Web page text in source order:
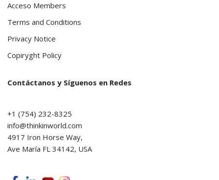
Acceso Members
Terms and Conditions
Privacy Notice
Copiryght Policy
Contáctanos y Síguenos en Redes
+1 (754) 232-8325
info@thinkinworld.com
4917 Iron Horse Way,
Ave María FL 34142, USA